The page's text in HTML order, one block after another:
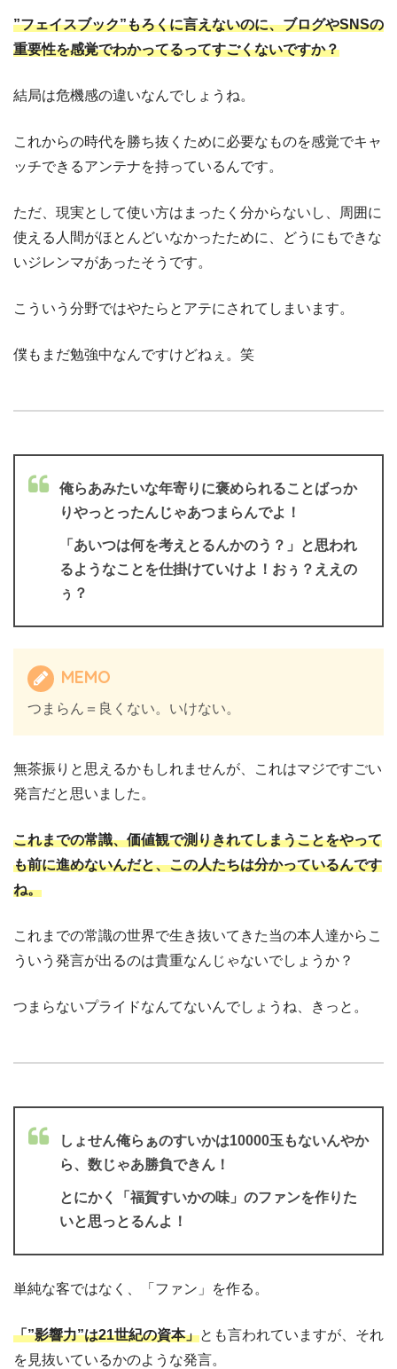
”フェイスブック”もろくに言えないのに、ブログやSNSの
重要性を感覚でわかってるってすごくないですか？
結局は危機感の違いなんでしょうね。
これからの時代を勝ち抜くために必要なものを感覚でキャ
ッチできるアンテナを持っているんです。
ただ、現実として使い方はまったく分からないし、周囲に
使える人間がほとんどいなかったために、どうにもできな
いジレンマがあったそうです。
こういう分野ではやたらとアテにされてしまいます。
僕もまだ勉強中なんですけどねぇ。笑
俺らあみたいな年寄りに褒められることばっか
りやっとったんじゃあつまらんでよ！
「あいつは何を考えとるんかのう？」と思われ
るようなことを仕掛けていけよ！おぅ？ええの
ぅ？
MEMO
つまらん＝良くない。いけない。
無茶振りと思えるかもしれませんが、これはマジですごい
発言だと思いました。
これまでの常識、価値観で測りきれてしまうことをやって
も前に進めないんだと、この人たちは分かっているんです
ね。
これまでの常識の世界で生き抜いてきた当の本人達からこ
ういう発言が出るのは貴重なんじゃないでしょうか？
つまらないプライドなんてないんでしょうね、きっと。
しょせん俺らぁのすいかは10000玉もないんやか
ら、数じゃあ勝負できん！
とにかく「福賀すいかの味」のファンを作りた
いと思っとるんよ！
単純な客ではなく、「ファン」を作る。
「”影響力”は21世紀の資本」とも言われていますが、それ
を見抜いているかのような発言。